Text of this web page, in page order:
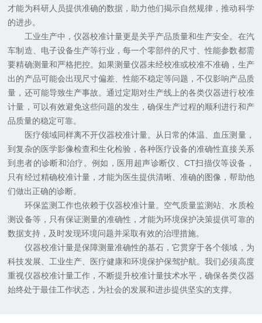
才能为科研人员提供准确的数据，助力他们揭示自然规律，推动科学
的进步。
工业生产中，仪器校准计量更是关乎产品质量和生产安全。在汽
车制造、电子设备生产等行业，每一个零部件的尺寸、性能参数都需
要精确测量和严格把控。如果测量仪器未经校准或校准不准确，生产
出的产品可能会出现尺寸偏差、性能不稳定等问题，不仅影响产品质
量，还可能导致生产事故。通过定期对生产线上的各类仪器进行校准
计量，可以有效避免这些问题的发生，确保生产过程的顺利进行和产
品质量的稳定可靠。
医疗领域同样离不开仪器校准计量。从日常的体温、血压测量，
到复杂的医学影像检查和生化检验，各种医疗设备的准确性直接关系
到患者的诊断和治疗。例如，医用超声诊断仪、CT扫描仪等设备，
只有经过精确校准计量，才能为医生提供清晰、准确的图像，帮助他
们做出正确的诊断。
环保监测工作也依赖于仪器校准计量。空气质量监测站、水质检
测设备等，只有保证测量的准确性，才能为环境保护决策提供可靠的
数据支持，及时发现环境问题并采取有效的治理措施。
仪器校准计量是保障测量准确性的基石，它贯穿于各个领域，为
科技发展、工业生产、医疗健康和环境保护保驾护航。我们必须高度
重视仪器校准计量工作，不断提升校准计量技术水平，确保各类仪器
始终处于最佳工作状态，为社会的发展和进步提供坚实的支撑。